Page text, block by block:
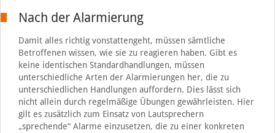
Nach der Alarmierung
Damit alles richtig vonstattengeht, müssen sämtliche
Betroffenen wissen, wie sie zu reagieren haben. Gibt es
keine identischen Standardhandlungen, müssen
unterschiedliche Arten der Alarmierungen her, die zu
unterschiedlichen Handlungen auffordern. Dies lässt sich
nicht allein durch regelmäßige Übungen gewährleisten. Hier
gilt es zusätzlich zum Einsatz von Lautsprechern
„sprechende“ Alarme einzusetzen, die zu einer konkreten